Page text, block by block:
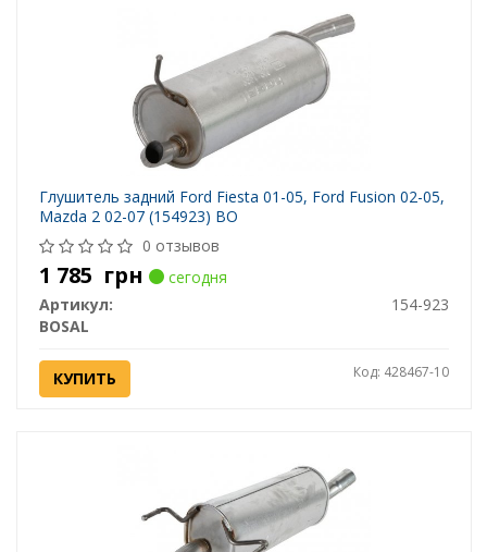
Глушитель задний Ford Fiesta 01-05, Ford Fusion 02-05,
Mazda 2 02-07 (154923) BO
0 отзывов
1 785 грн
сегодня
Артикул:
154-923
BOSAL
КУПИТЬ Код: 428467-10